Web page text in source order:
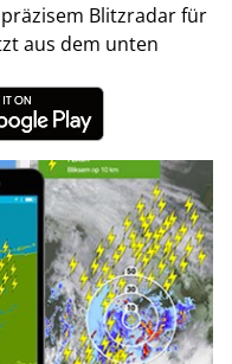
Blitzradar für
aus dem unten